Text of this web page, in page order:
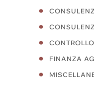
FINANZA